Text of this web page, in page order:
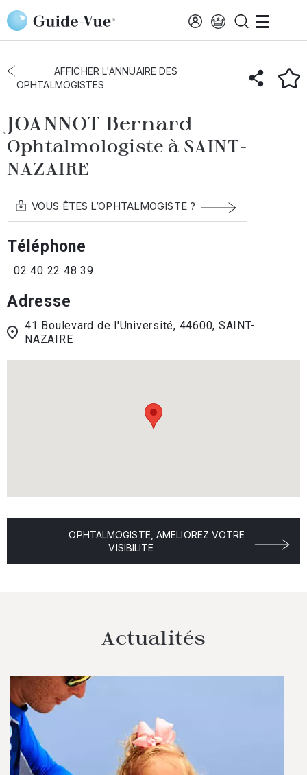
Aller au contenu principal
Accueil Annuaire des ophtalmologistes
Saint-Nazaire
JOANNOT Bernard
AFFICHER L'ANNUAIRE DES
OPHTALMOGISTES
JOANNOT Bernard
Ophtalmologiste à SAINT-
NAZAIRE
VOUS ÊTES L’OPHTALMOGISTE ?
Téléphone
02 40 22 48 39
Adresse
41 Boulevard de l'Université, 44600, SAINT-
NAZAIRE
OPHTALMOGISTE, AMELIOREZ VOTRE
VISIBILITE
Actualités